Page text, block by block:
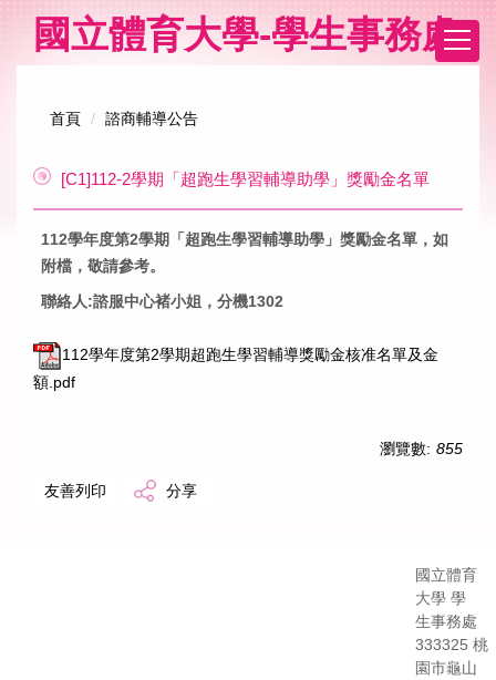
主
國立體育大學-學生事務處
首頁 諮商輔導公告
[C1]112-2學期「超跑生學習輔導助學」獎勵金名單
112學年度第2學期「超跑生學習輔導助學」獎勵金名單，如
附檔，敬請參考。
聯絡人:諮服中心褚小姐，分機1302
112學年度第2學期超跑生學習輔導獎勵金核准名單及金
額.pdf
瀏覽數: 855
友善列印 分享
國立體育
大學 學
生事務處
333325 桃
園市龜山